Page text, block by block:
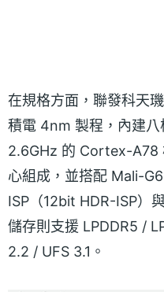
在規格方面，聯發科天
積電 4nm 製程，內建
2.6GHz 的 Cortex-
心組成，並搭配 Mali-
ISP（12bit HDR-ISP）
儲存則支援 LPDDR5 /
2.2 / UFS 3.1。